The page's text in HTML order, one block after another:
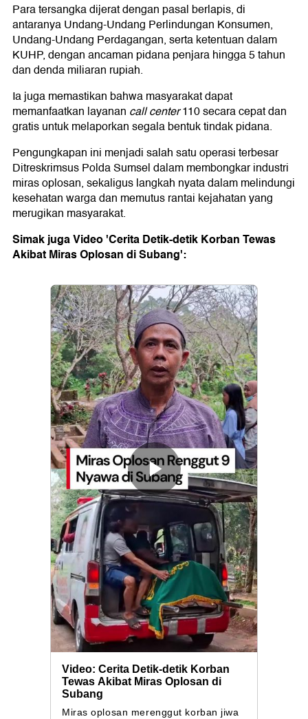
Para tersangka dijerat dengan pasal berlapis, di
antaranya Undang-Undang Perlindungan Konsumen,
Undang-Undang Perdagangan, serta ketentuan dalam
KUHP, dengan ancaman pidana penjara hingga 5 tahun
dan denda miliaran rupiah.
Ia juga memastikan bahwa masyarakat dapat
memanfaatkan layanan call center110 secara cepat dan
gratis untuk melaporkan segala bentuk tindak pidana.
Pengungkapan ini menjadi salah satu operasi terbesar
Ditreskrimsus Polda Sumsel dalam membongkar industri
miras oplosan, sekaligus langkah nyata dalam melindungi
kesehatan warga dan memutus rantai kejahatan yang
merugikan masyarakat.
Simak juga Video 'Cerita Detik-detik Korban Tewas
Akibat Miras Oplosan di Subang':